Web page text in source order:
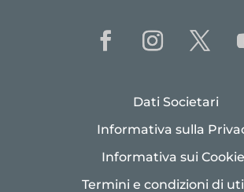
Dati Societari
Informativa sulla
Informativa sui
Termini e condizioni di